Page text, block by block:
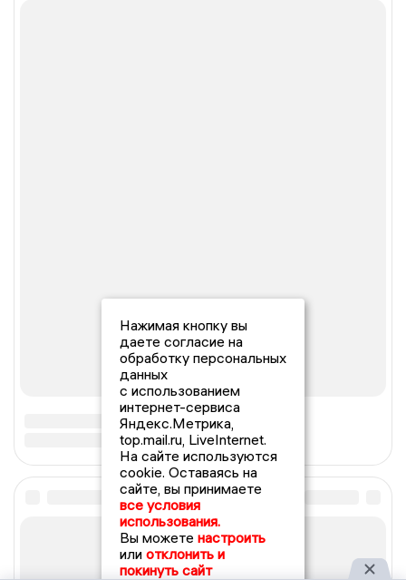
Нажимая кнопку вы
даете согласие на
обработку персональных
данных
с использованием
интернет-сервиса
Яндекс.Метрика,
top.mail.ru, LiveInternet.
На сайте используются
cookie. Оставаясь на
сайте, вы принимаете
все условия
использования.
Вы можете настроить
или отклонить и
покинуть сайт